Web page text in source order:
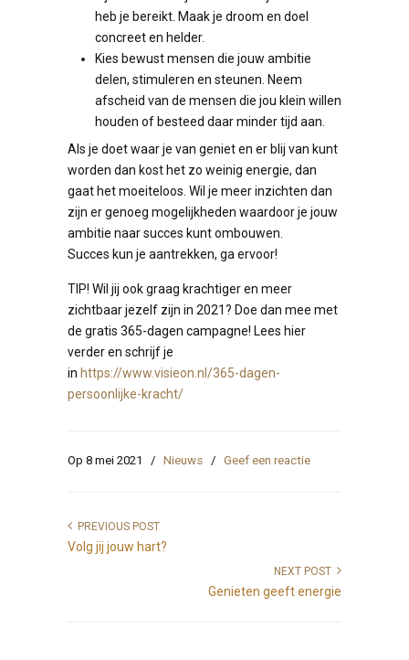
heb je bereikt. Maak je droom en doel
concreet en helder.
Kies bewust mensen die jouw ambitie
delen, stimuleren en steunen. Neem
afscheid van de mensen die jou klein willen
houden of besteed daar minder tijd aan.
Als je doet waar je van geniet en er blij van kunt
worden dan kost het zo weinig energie, dan
gaat het moeiteloos. Wil je meer inzichten dan
zijn er genoeg mogelijkheden waardoor je jouw
ambitie naar succes kunt ombouwen.
Succes kun je aantrekken, ga ervoor!
TIP! Wil jij ook graag krachtiger en meer
zichtbaar jezelf zijn in 2021? Doe dan mee met
de gratis 365-dagen campagne! Lees hier
verder en schrijf je
in https://www.visieon.nl/365-dagen-
persoonlijke-kracht/
Op 8 mei 2021 / Nieuws / Geef een reactie
PREVIOUS POST
Volg jij jouw hart?
NEXT POST
Genieten geeft energie